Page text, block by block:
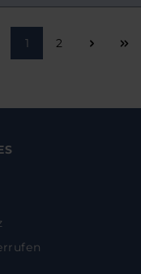
Seite
1 Seite
2